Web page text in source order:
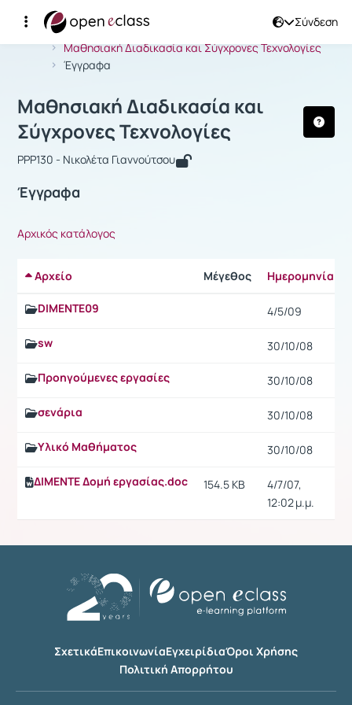
Σύνδεση
Αρχική Σελίδα
Μαθησιακή Διαδικασία και Σύγχρονες Τεχνολογίες
Έγγραφα
Μάθημα : Μαθησιακή Διαδικασία και
Μαθησιακή Διαδικασία και
Σύγχρονες Τεχνολογίες
PPP130 - Νικολέτα Γιαννούτσου
Έγγραφα
Αρχικός κατάλογος
Αρχείο Μέγεθος Ημερομηνία
DIMENTE09
4/5/09
sw 30/10/08
Προηγούμενες εργασίες 30/10/08
σενάρια 30/10/08
Υλικό Μαθήματος 30/10/08
ΔΙΜΕΝΤΕ Δομή εργασίας.doc 154.5 KB
4/7/07,
12:02 μ.μ.
ΣχετικάΕπικοινωνίαΕγχειρίδιαΌροι Χρήσης
Πολιτική Απορρήτου